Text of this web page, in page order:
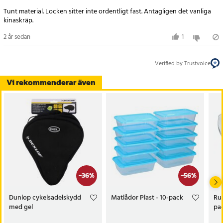
Vi rekommenderar även
-36%
Dunlop cykelsadelskydd
med gel
-56%
Matlådor Plast - 10-pack
Tunt material. Locken sitter inte ordentligt fast. Antagligen det vanliga
kinaskräp.
2 år sedan 1
Verified by Trustvoice